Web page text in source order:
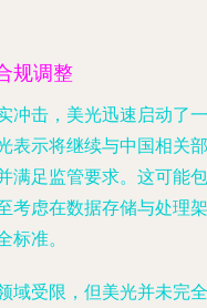
规调整
冲击，美光迅速启动了一
表示将继续与中国相关部
满足监管要求。这可能包
考虑在数据存储与处理架
准。
域受限，但美光并未完全